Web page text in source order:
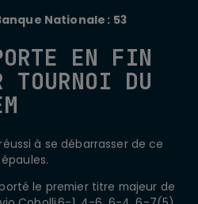
Nationale : 53
EN FIN
TOURNOI DU
à se débarrasser de ce
le premier titre majeur de